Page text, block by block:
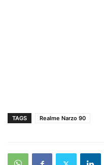
TAGS Realme Narzo 90